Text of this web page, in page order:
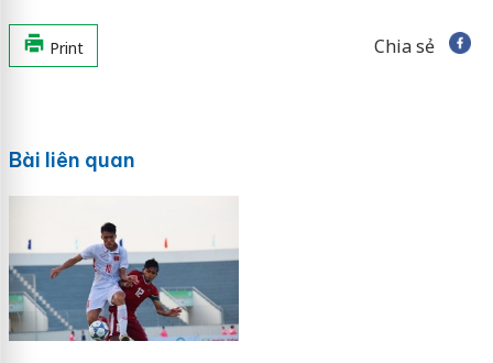
Print Chia sẻ
Bài liên quan